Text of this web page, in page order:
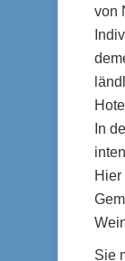
von
In
Hier
Sie